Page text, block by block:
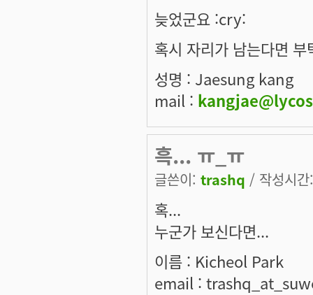
늦었군요 :cry:
혹시 자리가 남는다면 부
성명 : Jaesung kang
mail :
흑... ㅠ_ㅠ
글쓴이: trashq / 작성시
혹...
누군가 보신다면...
이름 : Kicheol Park
email :